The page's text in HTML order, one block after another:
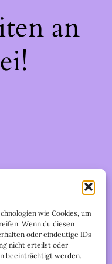
wie Cookies, um
Wenn du diesen
oder eindeutige IDs
nicht erteilst oder
beeinträchtigt werden.
an